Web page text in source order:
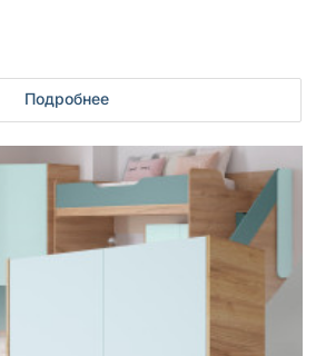
Подробнее